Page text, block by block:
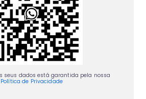
seus dados está garantida pela nossa
Política de Privacidade